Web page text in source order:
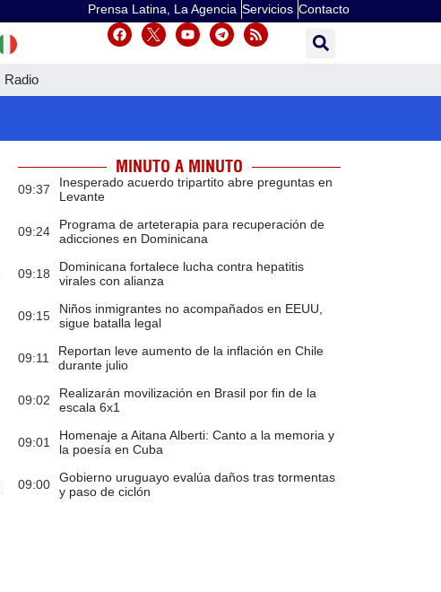
Prensa Latina, La Agencia Servicios Contacto
Radio
MINUTO A MINUTO
09:37
Inesperado acuerdo tripartito abre preguntas en
Levante
09:24
Programa de arteterapia para recuperación de
adicciones en Dominicana
09:18
Dominicana fortalece lucha contra hepatitis
virales con alianza
09:15
Niños inmigrantes no acompañados en EEUU,
sigue batalla legal
09:11
Reportan leve aumento de la inflación en Chile
durante julio
09:02
Realizarán movilización en Brasil por fin de la
escala 6x1
09:01
Homenaje a Aitana Alberti: Canto a la memoria y
la poesía en Cuba
09:00
Gobierno uruguayo evalúa daños tras tormentas
y paso de ciclón